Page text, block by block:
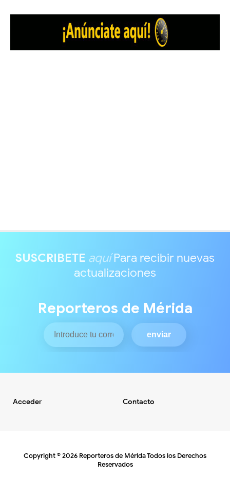
SUSCRIBETE aquíPara recibir nuevas
actualizaciones
Reporteros de Mérida
Acceder Contacto
Copyright ©2026 Reporteros de MéridaTodos los Derechos
Reservados